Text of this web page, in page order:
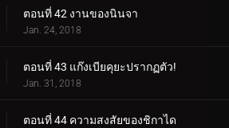
ตอนที่ 42 งานของนินจา
Jan. 24, 2018
ตอนที่ 43 แก๊งเบียคุยะปรากฏตัว!
Jan. 31, 2018
ตอนที่ 44 ความสงสัยของชิกาได